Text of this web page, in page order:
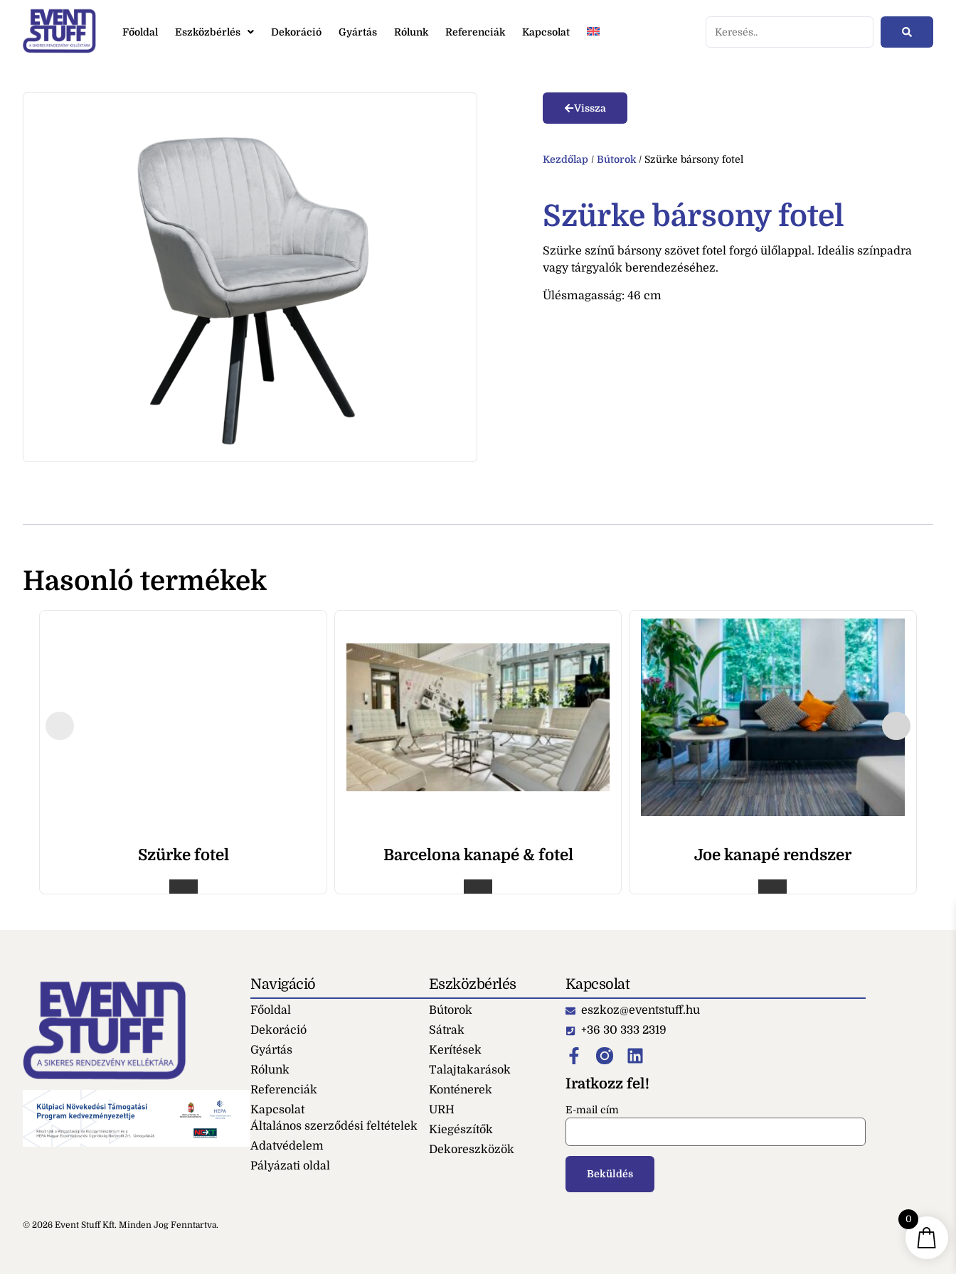
Főoldal Eszközbérlés Dekoráció Gyártás Rólunk Referenciák Kapcsolat
Vissza
Kezdőlap /Bútorok / Szürke bársony fotel
Szürke bársony fotel
Szürke színű bársony szövet fotel forgó ülőlappal. Ideális színpadra
vagy tárgyalók berendezéséhez.
Ülésmagasság: 46 cm
Hasonló termékek
Szürke fotel Barcelona kanapé & fotel Joe kanapé rendszer
Navigáció
Főoldal
Dekoráció
Gyártás
Rólunk
Referenciák
Kapcsolat
Általános szerződési feltételek
Adatvédelem
Pályázati oldal
Eszközbérlés
Bútorok
Sátrak
Kerítések
Talajtakarások
Konténerek
URH
Kiegészítők
Dekoreszközök
Kapcsolat
eszkoz@eventstuff.hu
+36 30 333 2319
Iratkozz fel!
E-mail cím
© 2026 Event Stuff Kft. Minden Jog Fenntartva.
0